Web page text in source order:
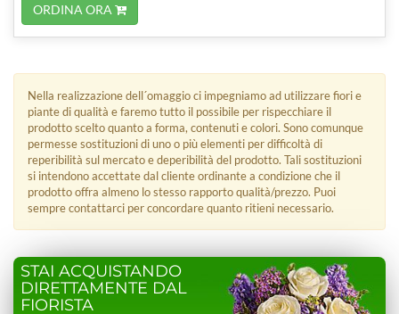
ORDINA ORA
Nella realizzazione dell´omaggio ci impegniamo ad utilizzare fiori e
piante di qualità e faremo tutto il possibile per rispecchiare il
prodotto scelto quanto a forma, contenuti e colori. Sono comunque
permesse sostituzioni di uno o più elementi per difficoltà di
reperibilità sul mercato e deperibilità del prodotto. Tali sostituzioni
si intendono accettate dal cliente ordinante a condizione che il
prodotto offra almeno lo stesso rapporto qualità/prezzo. Puoi
sempre contattarci per concordare quanto ritieni necessario.
STAI ACQUISTANDO
DIRETTAMENTE DAL
FIORISTA